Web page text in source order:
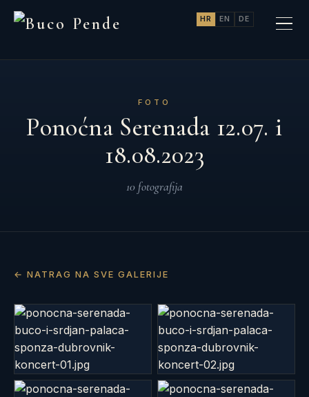
HR EN DE
FOTO
Ponoćna Serenada 12.07. i
18.08.2023
10 fotografija
← NATRAG NA SVE GALERIJE